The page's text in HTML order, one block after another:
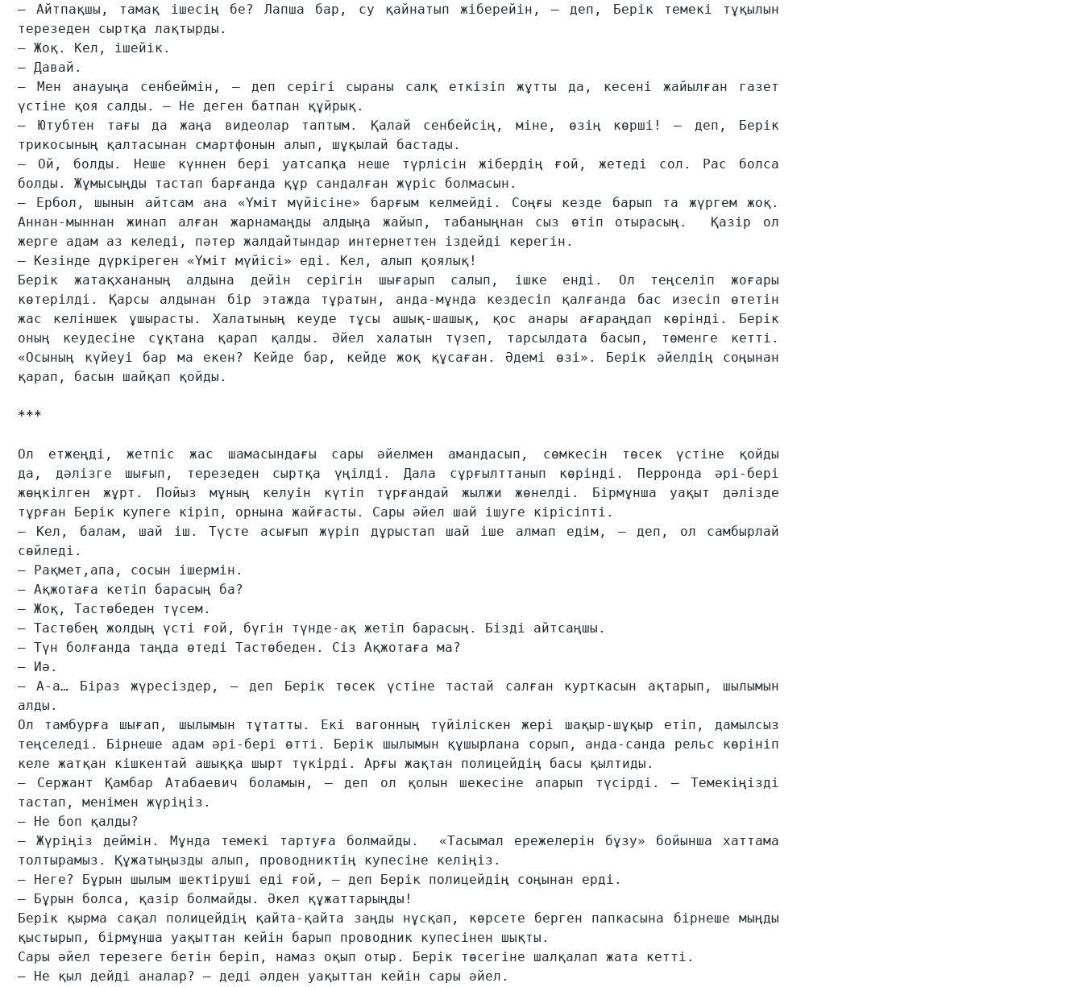
– Айтпақшы, тамақ ішесің бе? Лапша бар, су қайнатып жіберейін, – деп, Берік темекі тұқылын
терезеден сыртқа лақтырды.
– Жоқ. Кел, ішейік.
– Давай.
– Мен анауыңа сенбеймін, – деп серігі сыраны салқ еткізіп жұтты да, кесені жайылған газет
үстіне қоя салды. – Не деген батпан құйрық.
– Ютубтен тағы да жаңа видеолар таптым. Қалай сенбейсің, міне, өзің көрші! – деп, Берік
трикосының қалтасынан смартфонын алып, шұқылай бастады.
– Ой, болды. Неше күннен бері уатсапқа неше түрлісін жібердің ғой, жетеді сол. Рас болса
болды. Жұмысыңды тастап барғанда құр сандалған жүріс болмасын.
– Ербол, шынын айтсам ана «Үміт мүйісіне» барғым келмейді. Соңғы кезде барып та жүргем жоқ.
Аннан-мыннан жинап алған жарнамаңды алдыңа жайып, табаныңнан сыз өтіп отырасың.  Қазір ол
жерге адам аз келеді, пәтер жалдайтындар интернеттен іздейді керегін.
– Кезінде дүркіреген «Үміт мүйісі» еді. Кел, алып қоялық!
Берік жатақхананың алдына дейін серігін шығарып салып, ішке енді. Ол теңселіп жоғары
көтерілді. Қарсы алдынан бір этажда тұратын, анда-мұнда кездесіп қалғанда бас изесіп өтетін
жас келіншек ұшырасты. Халатының кеуде тұсы ашық-шашық, қос анары ағараңдап көрінді. Берік
оның кеудесіне сұқтана қарап қалды. Әйел халатын түзеп, тарсылдата басып, төменге кетті.
«Осының күйеуі бар ма екен? Кейде бар, кейде жоқ құсаған. Әдемі өзі». Берік әйелдің соңынан
қарап, басын шайқап қойды.
***
Ол етжеңді, жетпіс жас шамасындағы сары әйелмен амандасып, сөмкесін төсек үстіне қойды
да, дәлізге шығып, терезеден сыртқа үңілді. Дала сұрғылттанып көрінді. Перронда әрі-бері
жөңкілген жұрт. Пойыз мұның келуін күтіп тұрғандай жылжи жөнелді. Бірмұнша уақыт дәлізде
тұрған Берік купеге кіріп, орнына жайғасты. Сары әйел шай ішуге кірісіпті.
– Кел, балам, шай іш. Түсте асығып жүріп дұрыстап шай іше алмап едім, – деп, ол самбырлай
сөйледі.
– Рақмет,апа, сосын ішермін.
– Ақжотаға кетіп барасың ба?
– Жоқ, Тастөбеден түсем.
– Тастөбең жолдың үсті ғой, бүгін түнде-ақ жетіп барасың. Бізді айтсаңшы.
– Түн болғанда таңда өтеді Тастөбеден. Сіз Ақжотаға ма?
– Иә.
– А-а… Біраз жүресіздер, – деп Берік төсек үстіне тастай салған курткасын ақтарып, шылымын
алды.
Ол тамбурға шығап, шылымын тұтатты. Екі вагонның түйіліскен жері шақыр-шұқыр етіп, дамылсыз
теңселеді. Бірнеше адам әрі-бері өтті. Берік шылымын құшырлана сорып, анда-санда рельс көрініп
келе жатқан кішкентай ашыққа шырт түкірді. Арғы жақтан полицейдің басы қылтиды.
– Сержант Қамбар Атабаевич боламын, – деп ол қолын шекесіне апарып түсірді. – Темекіңізді
тастап, менімен жүріңіз.
– Не боп қалды?
– Жүріңіз деймін. Мұнда темекі тартуға болмайды.  «Тасымал ережелерін бұзу» бойынша хаттама
толтырамыз. Құжатыңызды алып, проводниктің купесіне келіңіз.
– Неге? Бұрын шылым шектіруші еді ғой, – деп Берік полицейдің соңынан ерді.
– Бұрын болса, қазір болмайды. Әкел құжаттарыңды!
Берік қырма сақал полицейдің қайта-қайта заңды нұсқап, көрсете берген папкасына бірнеше мыңды
қыстырып, бірмұнша уақыттан кейін барып проводник купесінен шықты.
Сары әйел терезеге бетін беріп, намаз оқып отыр. Берік төсегіне шалқалап жата кетті.
– Не қыл дейді аналар? – деді әлден уақыттан кейін сары әйел.